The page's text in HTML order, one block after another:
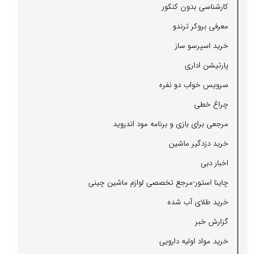
كارشناسی بدون كنكور
معرفی بروكر ترندو
خرید اسپرسو ساز
پارتیشن اداری
سرویس خواب دو نفره
چراغ خطی
مرجعی برای بازی و برنامه مود اندروید
خرید دزدگیر ماشین
اخبار دبی
چاینا استور-مرجع تخصصی لوازم ماشین چینی
خرید طلای آب شده
گزارش خبر
خرید مواد اولیه دارویی